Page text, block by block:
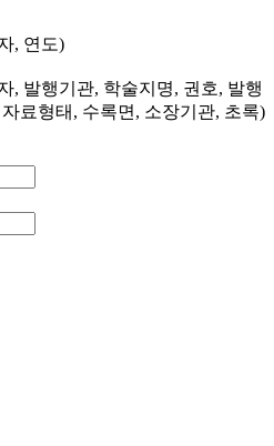
, 연도)
, 발행기관, 학술지명, 권호, 발행
료형태, 수록면, 소장기관, 초록)